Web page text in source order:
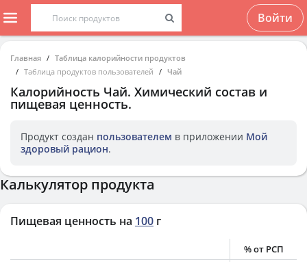
Войти
Главная
Таблица калорийности продуктов
Таблица продуктов пользователей
Чай
Калорийность Чай. Химический состав и
пищевая ценность.
Продукт создан пользователем в приложении Мой
здоровый рацион.
Калькулятор продукта
Пищевая ценность на 100 г
% от РСП